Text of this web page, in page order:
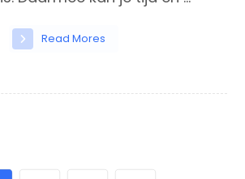
Read Mores